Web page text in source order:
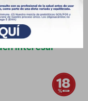
interesar